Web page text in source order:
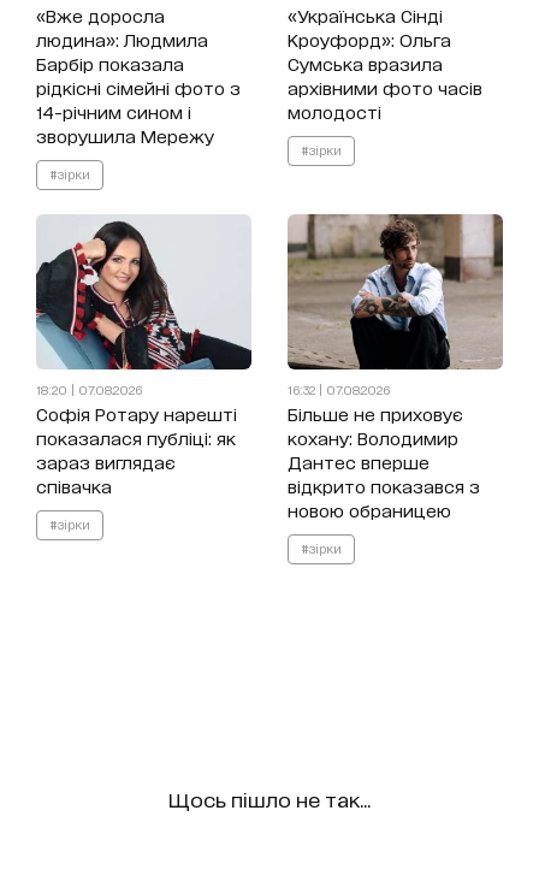
«Вже доросла
людина»: Людмила
Барбір показала
рідкісні сімейні фото з
14-річним сином і
зворушила Мережу
#зірки
«Українська Сінді
Кроуфорд»: Ольга
Сумська вразила
архівними фото часів
молодості
#зірки
18:20 | 07.08.2026
Софія Ротару нарешті
показалася публіці: як
зараз виглядає
співачка
#зірки
16:32 | 07.08.2026
Більше не приховує
кохану: Володимир
Дантес вперше
відкрито показався з
новою обраницею
#зірки
Щось пішло не так...